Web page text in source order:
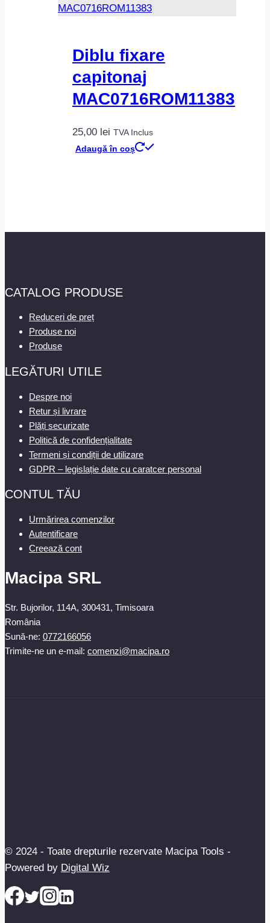
Diblu fixare
capitonaj
MAC0716ROM11383
25,00 lei TVA Inclus
Adaugă în coș
CATALOG PRODUSE
Reduceri de preț
Produse noi
Produse
LEGĂTURI UTILE
Despre noi
Retur și livrare
Plăți securizate
Politică de confidențialitate
Termeni și condiții de utilizare
GDPR – legislație date cu caratcer personal
CONTUL TĂU
Urmărirea comenzilor
Autentificare
Creează cont
Macipa SRL
Str. Bujorilor, 114A, 300431, Timisoara
România
Sună-ne: 0772166056
Trimite-ne un e-mail: comenzi@macipa.ro
© 2024 - Toate drepturile rezervate Macipa Tools -
Powered by Digital Wiz